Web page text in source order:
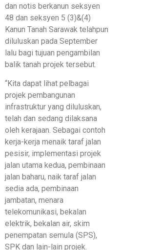
dan notis berkanun seksyen
48 dan seksyen 5 (3)&(4)
Kanun Tanah Sarawak telahpun
diluluskan pada September
lalu bagi tujuan pengambilan
balik tanah projek tersebut.
“Kita dapat lihat pelbagai
projek pembangunan
infrastruktur yang diluluskan,
telah dan sedang dilaksana
oleh kerajaan. Sebagai contoh
kerja-kerja menaik taraf jalan
pesisir, implementasi projek
jalan utama kedua, pembinaan
jalan baharu, naik taraf jalan
sedia ada, pembinaan
jambatan, menara
telekomunikasi, bekalan
elektrik, bekalan air, skim
penempatan semula (SPS),
SPK dan lain-lain projek.